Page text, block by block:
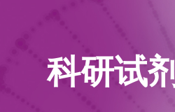
科研试剂